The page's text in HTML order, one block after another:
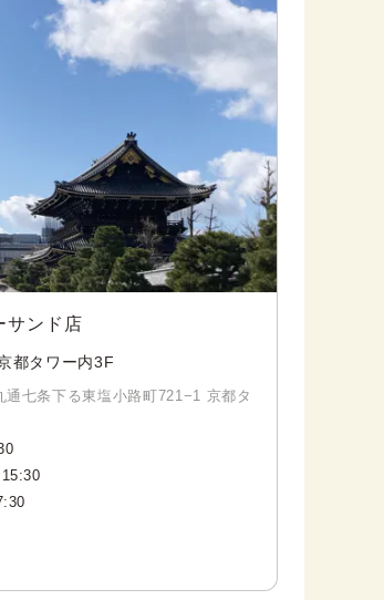
サンド店
都タワー内3F
通七条下る東塩小路町721−1 京都タ
15:30